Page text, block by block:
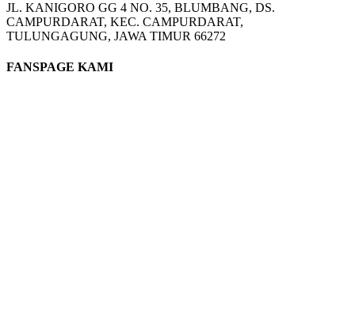
JL. KANIGORO GG 4 NO. 35, BLUMBANG, DS.
CAMPURDARAT, KEC. CAMPURDARAT,
TULUNGAGUNG, JAWA TIMUR 66272
FANSPAGE KAMI